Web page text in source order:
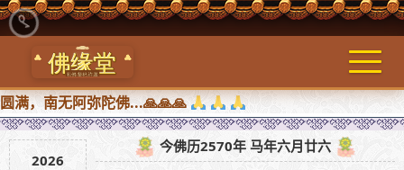
，南无阿弥陀佛...🙏🙏🙏
2026
今佛历2570年 马年六月廿六